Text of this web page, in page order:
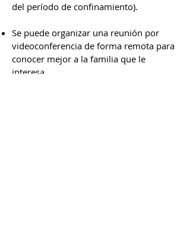
del período de confinamiento).
Se puede organizar una reunión por
videoconferencia de forma remota para
conocer mejor a la familia que le
interesa.